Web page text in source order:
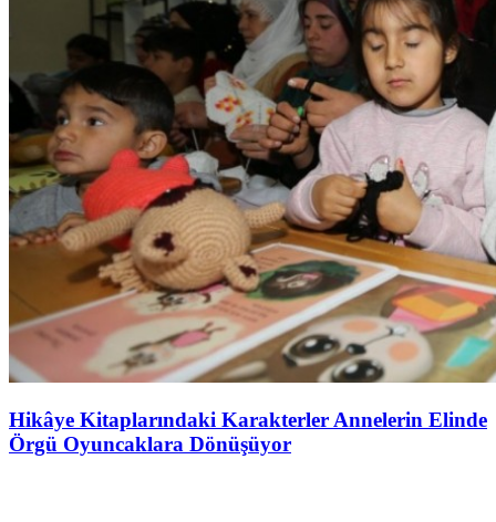
Hikâye Kitaplarındaki Karakterler Annelerin Elinde
Örgü Oyuncaklara Dönüşüyor